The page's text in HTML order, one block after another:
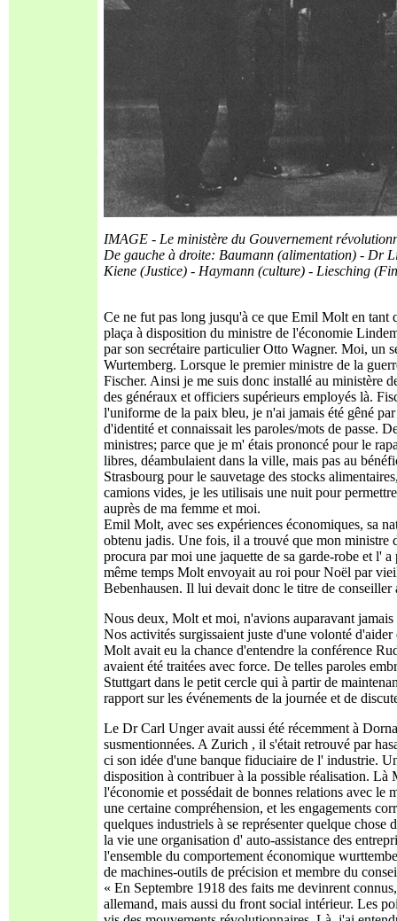
IMAGE - Le ministère du Gouvernement
De gauche à droite: Baumann (alimentation) - Dr
Kiene (Justice) - Haymann (culture) - Liesching
Ce ne fut pas long jusqu'à ce que Emil Molt en tant
plaça à disposition du ministre de l'économie
par son secrétaire particulier Otto Wagner. Moi, un
Wurtemberg. Lorsque le premier ministre de la
Fischer. Ainsi je me suis donc installé au ministère
des généraux et officiers supérieurs employés là.
l'uniforme de la paix bleu, je n'ai jamais été gêné
d'identité et connaissait les paroles/mots de passe.
ministres; parce que je m' étais prononcé pour le
libres, déambulaient dans la ville, mais pas au
Strasbourg pour le sauvetage des stocks
camions vides, je les utilisais une nuit pour
auprès de ma femme et moi.
Emil Molt, avec ses expériences économiques, sa
obtenu jadis. Une fois, il a trouvé que mon ministre
procura par moi une jaquette de sa garde-robe et l'
même temps Molt envoyait au roi pour Noël par
Bebenhausen. Il lui devait donc le titre de conseiller
Nous deux, Molt et moi, n'avions auparavant
Nos activités surgissaient juste d'une volonté
Molt avait eu la chance d'entendre la conférence
avaient été traitées avec force. De telles paroles
Stuttgart dans le petit cercle qui à partir de
rapport sur les événements de la journée et de
Le Dr Carl Unger avait aussi été récemment à
susmentionnées. A Zurich , il s'était retrouvé par
ci son idée d'une banque fiduciaire de l' industrie.
disposition à contribuer à la possible réalisation. Là
l'économie et possédait de bonnes relations avec
une certaine compréhension, et les engagements
quelques industriels à se représenter quelque
la vie une organisation d' auto-assistance des
l'ensemble du comportement économique
de machines-outils de précision et membre du
« En Septembre 1918 des faits me devinrent
allemand, mais aussi du front social intérieur. Les